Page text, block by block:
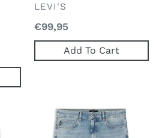
VERKOPER
LEVI'S
Normale
prijs
€99,95
Add To Cart
DELAWARE